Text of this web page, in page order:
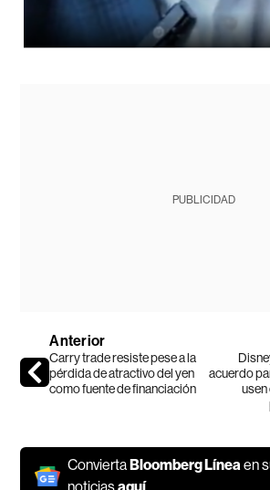
PUBLICIDAD
Anterior
Carry trade resiste pese a la
pérdida de atractivo del yen
como fuente de financiación
acuerdo
usen
ConviertaBloomberg Líneaen